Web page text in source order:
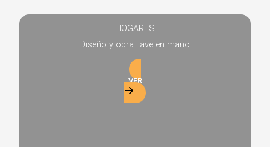
HOGARES
Diseño y obra llave en mano
VER